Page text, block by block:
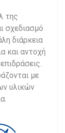
της
σχεδιασμό
διάρκεια
και αντοχή
με
υλικών